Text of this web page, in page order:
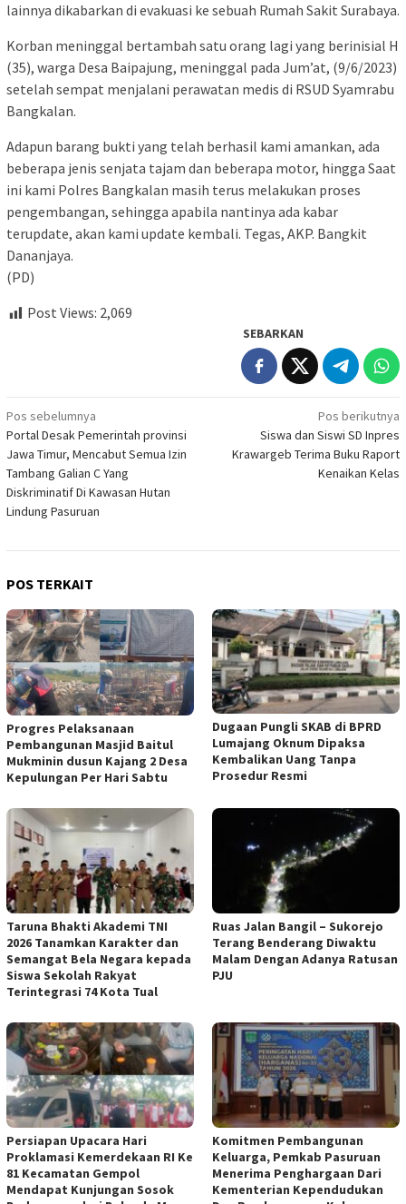
lainnya dikabarkan di evakuasi ke sebuah Rumah Sakit Surabaya.
Korban meninggal bertambah satu orang lagi yang berinisial H
(35), warga Desa Baipajung, meninggal pada Jum’at, (9/6/2023)
setelah sempat menjalani perawatan medis di RSUD Syamrabu
Bangkalan.
Adapun barang bukti yang telah berhasil kami amankan, ada
beberapa jenis senjata tajam dan beberapa motor, hingga Saat
ini kami Polres Bangkalan masih terus melakukan proses
pengembangan, sehingga apabila nantinya ada kabar
terupdate, akan kami update kembali. Tegas, AKP. Bangkit
Dananjaya.
(PD)
Post Views: 2,069
SEBARKAN
Navigasi
pos
Pos sebelumnya
Portal Desak Pemerintah provinsi
Jawa Timur, Mencabut Semua Izin
Tambang Galian C Yang
Diskriminatif Di Kawasan Hutan
Lindung Pasuruan
Pos berikutnya
Siswa dan Siswi SD Inpres
Krawargeb Terima Buku Raport
Kenaikan Kelas
POS TERKAIT
Progres Pelaksanaan
Pembangunan Masjid Baitul
Mukminin dusun Kajang 2 Desa
Kepulungan Per Hari Sabtu
Dugaan Pungli SKAB di BPRD
Lumajang Oknum Dipaksa
Kembalikan Uang Tanpa
Prosedur Resmi
Taruna Bhakti Akademi TNI
2026 Tanamkan Karakter dan
Semangat Bela Negara kepada
Siswa Sekolah Rakyat
Terintegrasi 74 Kota Tual
Ruas Jalan Bangil – Sukorejo
Terang Benderang Diwaktu
Malam Dengan Adanya Ratusan
PJU
Persiapan Upacara Hari
Proklamasi Kemerdekaan RI Ke
81 Kecamatan Gempol
Mendapat Kunjungan Sosok
Komitmen Pembangunan
Keluarga, Pemkab Pasuruan
Menerima Penghargaan Dari
Kementerian Kependudukan